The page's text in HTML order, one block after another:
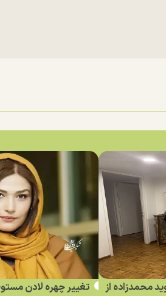
محمدزاده از
تغییر چهره لادن